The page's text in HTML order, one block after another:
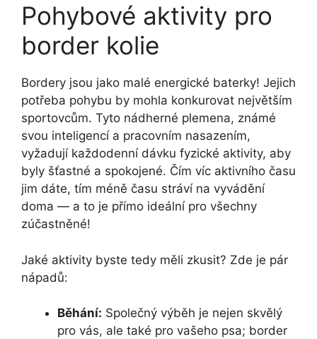
Pohybové aktivity pro
border kolie
Bordery jsou jako malé energické baterky! Jejich
potřeba pohybu by mohla konkurovat největším
sportovcům. Tyto nádherné plemena, známé
svou inteligencí a pracovním nasazením,
vyžadují každodenní dávku fyzické aktivity, aby
byly šťastné a spokojené. Čím víc aktivního času
jim dáte, tím méně času stráví na vyvádění
doma — a to je přímo ideální pro všechny
zúčastněné!
Jaké aktivity byste tedy měli zkusit? Zde je pár
nápadů:
Běhání: Společný výběh je nejen skvělý
pro vás, ale také pro vašeho psa; border